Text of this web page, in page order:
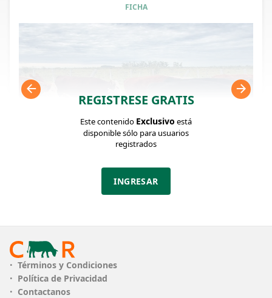
FICHA
FICHA DEL LOTE Identificador: #323688
Cantidad:
Categoría:
Clase:
Estado:
Excelente
REGISTRESE GRATIS
Este contenido Exclusivo está
disponible sólo para usuarios
registrados
INGRESAR
Términos y Condiciones
Política de Privacidad
Contactanos